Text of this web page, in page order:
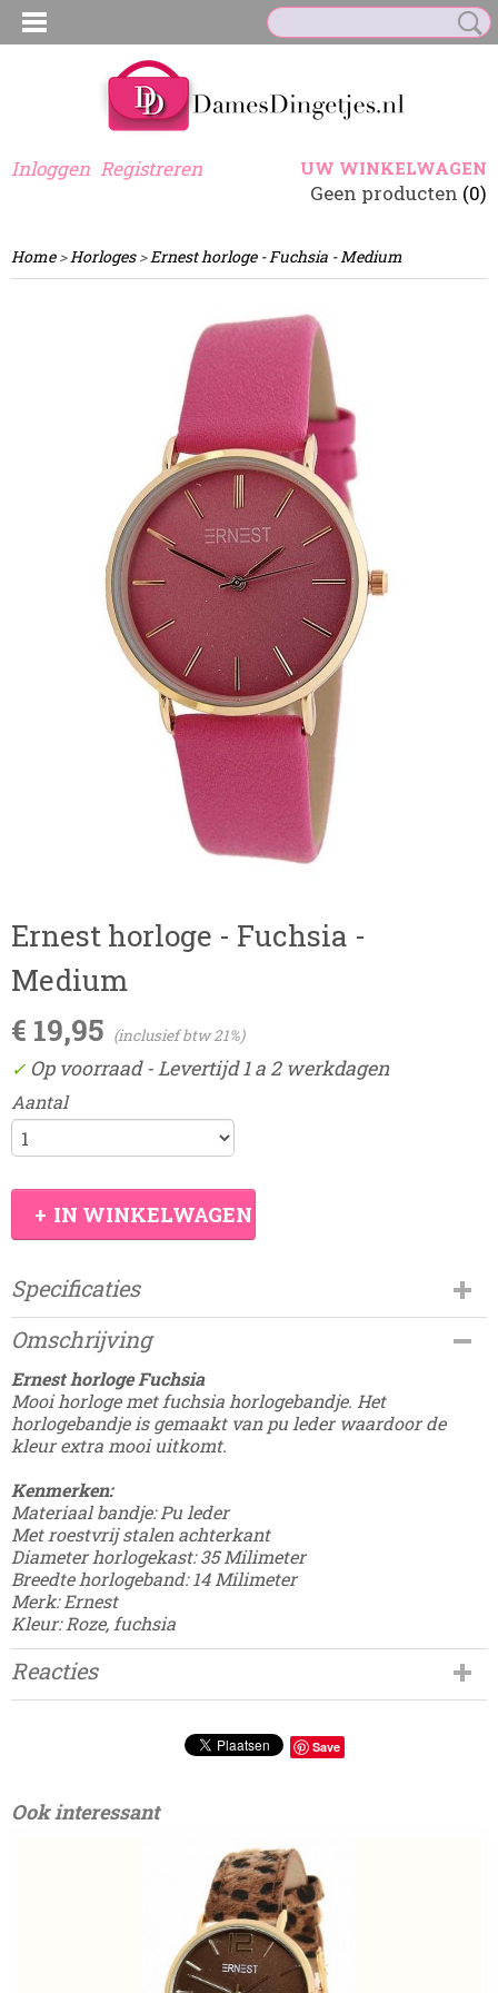
Inloggen Registreren UW WINKELWAGEN
Geen producten (0)
Home>Horloges>Ernest horloge - Fuchsia - Medium
Ernest horloge - Fuchsia -
Medium
€ 19,95 (inclusief btw 21%)
✓ Op voorraad- Levertijd 1 a 2 werkdagen
Aantal
IN WINKELWAGEN
Specificaties
Productcode
Damesdingetjes-23D
Omschrijving
Ernest horloge Fuchsia
Mooi horloge met fuchsia horlogebandje. Het
horlogebandje is gemaakt van pu leder waardoor de
kleur extra mooi uitkomt.
Kenmerken:
Materiaal bandje: Pu leder
Met roestvrij stalen achterkant
Diameter horlogekast: 35 Milimeter
Breedte horlogeband: 14 Milimeter
Merk: Ernest
Kleur: Roze, fuchsia
Reacties
Save
Ook interessant